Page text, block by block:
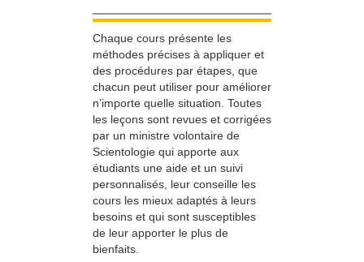
Chaque cours présente les
méthodes précises à appliquer et
des procédures par étapes, que
chacun peut utiliser pour améliorer
n’importe quelle situation. Toutes
les leçons sont revues et corrigées
par un ministre volontaire de
Scientologie qui apporte aux
étudiants une aide et un suivi
personnalisés, leur conseille les
cours les mieux adaptés à leurs
besoins et qui sont susceptibles
de leur apporter le plus de
bienfaits.